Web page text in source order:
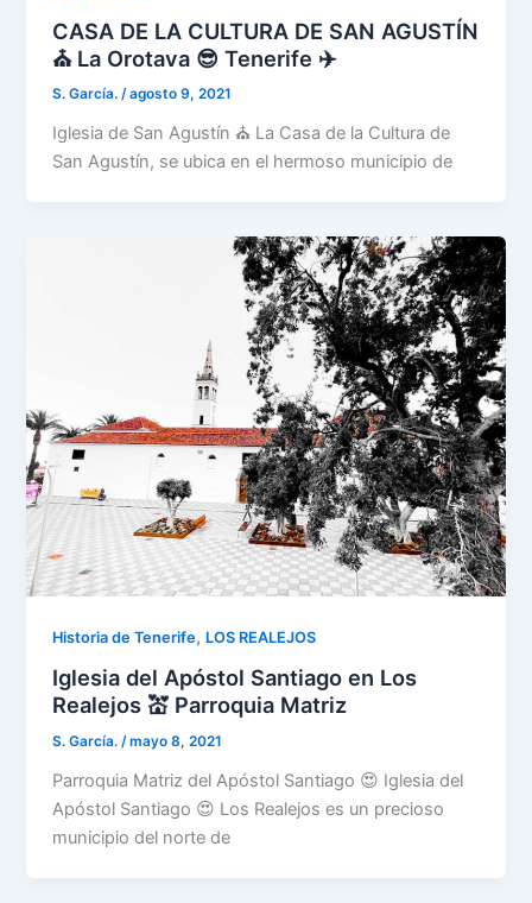
CASA DE LA CULTURA DE SAN AGUSTÍN
⛪ La Orotava 😎 Tenerife ✈️
S. García./agosto 9, 2021
Iglesia de San Agustín ⛪ La Casa de la Cultura de
San Agustín, se ubica en el hermoso municipio de
Historia de Tenerife, LOS REALEJOS
Iglesia del Apóstol Santiago en Los
Realejos 💒 Parroquia Matriz
S. García./mayo 8, 2021
Parroquia Matriz del Apóstol Santiago 😍 Iglesia del
Apóstol Santiago 😍 Los Realejos es un precioso
municipio del norte de